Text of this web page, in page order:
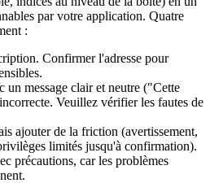
par votre application. Quatre
:
Confirmer l'adresse pour
un message clair et neutre ("Cette
Veuillez vérifier les fautes de
ajouter de la friction (avertissement,
limités jusqu'à confirmation).
précautions, car les problèmes